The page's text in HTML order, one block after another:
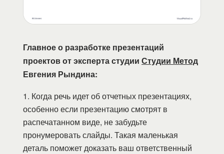
Главное о разработке презентаций
проектов от эксперта студии Студии Метод
Евгения Рындина:
1. Когда речь идет об отчетных презентациях,
особенно если презентацию смотрят в
распечатанном виде, не забудьте
пронумеровать слайды. Такая маленькая
деталь поможет доказать ваш ответственный